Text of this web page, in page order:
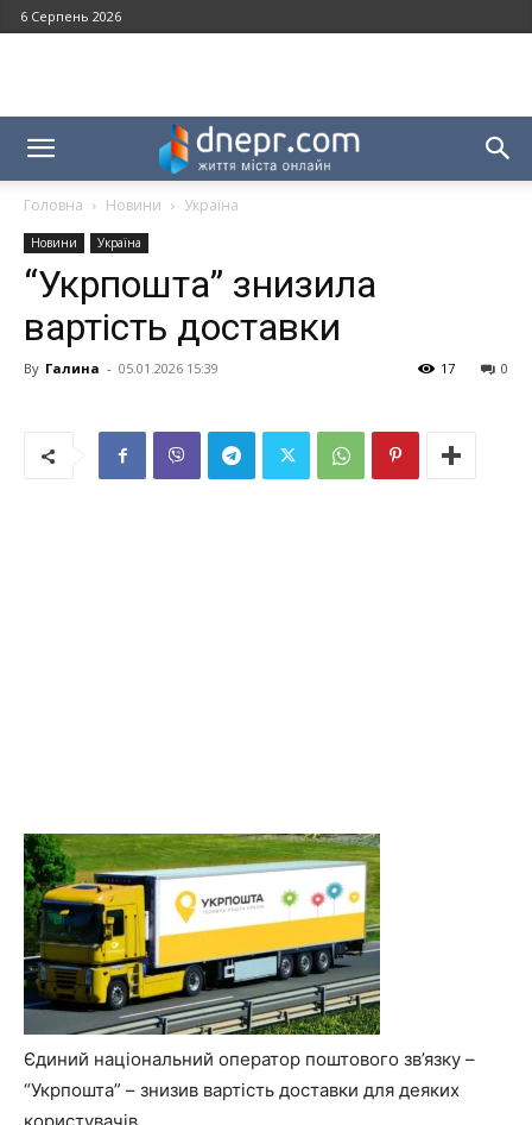
6 Серпень 2026
Головна Новини Україна
Новини Україна
“Укрпошта” знизила
вартість доставки
By Галина - 05.01.2026 15:39 0
17
Єдиний національний оператор поштового зв’язку –
“Укрпошта” – знизив вартість доставки для деяких